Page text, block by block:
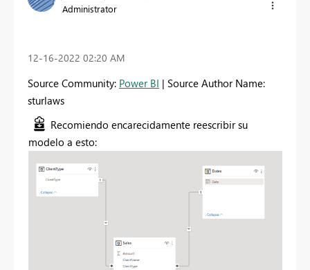
Administrator
‎12-16-2022 02:20 AM
Source Community: Power BI | Source Author Name:
sturlaws
Recomiendo encarecidamente reescribir su
modelo a esto: